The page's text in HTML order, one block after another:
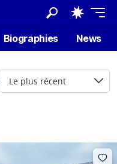
Biographies News